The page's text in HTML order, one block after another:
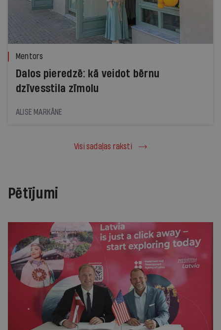
Mentors
Dalos pieredzē: kā veidot bērnu
dzīvesstila zīmolu
ALISE MARKĀNE
Visi sadaļas raksti
Pētījumi